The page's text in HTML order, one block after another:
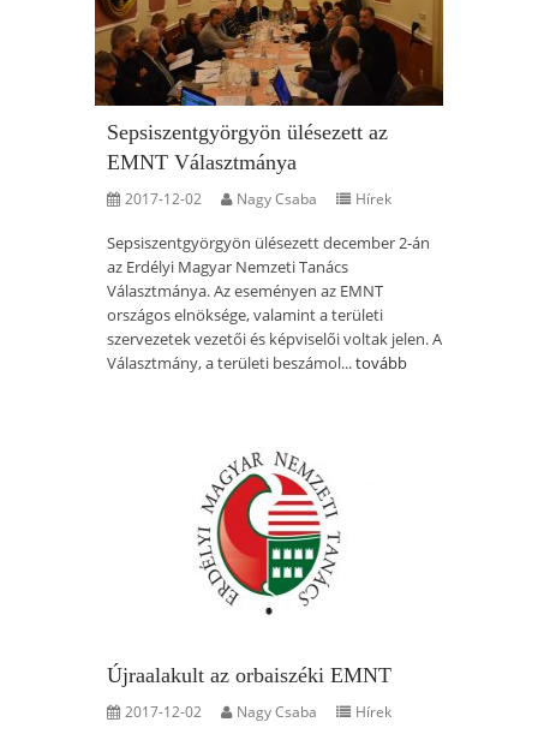
Sepsiszentgyörgyön ülésezett az
EMNT Választmánya
2017-12-02 Nagy Csaba Hírek
Sepsiszentgyörgyön ülésezett december 2-án
az Erdélyi Magyar Nemzeti Tanács
Választmánya. Az eseményen az EMNT
országos elnöksége, valamint a területi
szervezetek vezetői és képviselői voltak jelen. A
Választmány, a területi beszámol...tovább
Újraalakult az orbaiszéki EMNT
2017-12-02 Nagy Csaba Hírek